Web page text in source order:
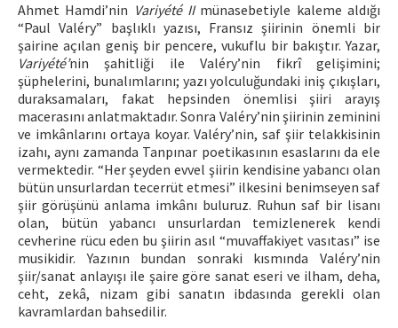
Ahmet Hamdi’nin Variyété IImünasebetiyle kaleme aldığı
“Paul Valéry” başlıklı yazısı, Fransız şiirinin önemli bir
şairine açılan geniş bir pencere, vukuflu bir bakıştır. Yazar,
Variyété’nin şahitliği ile Valéry’nin fikrî gelişimini;
şüphelerini, bunalımlarını; yazı yolculuğundaki iniş çıkışları,
duraksamaları, fakat hepsinden önemlisi şiiri arayış
macerasını anlatmaktadır. Sonra Valéry’nin şiirinin zeminini
ve imkânlarını ortaya koyar. Valéry’nin, saf şiir telakkisinin
izahı, aynı zamanda Tanpınar poetikasının esaslarını da ele
vermektedir. “Her şeyden evvel şiirin kendisine yabancı olan
bütün unsurlardan tecerrüt etmesi” ilkesini benimseyen saf
şiir görüşünü anlama imkânı buluruz. Ruhun saf bir lisanı
olan, bütün yabancı unsurlardan temizlenerek kendi
cevherine rücu eden bu şiirin asıl “muvaffakiyet vasıtası” ise
musikidir. Yazının bundan sonraki kısmında Valéry’nin
şiir/sanat anlayışı ile şaire göre sanat eseri ve ilham, deha,
ceht, zekâ, nizam gibi sanatın ibdasında gerekli olan
kavramlardan bahsedilir.